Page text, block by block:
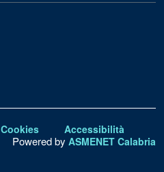
Cookies Accessibilità
Powered by ASMENET Calabria